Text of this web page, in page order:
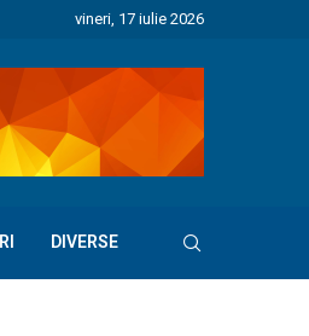
vineri, 17 iulie 2026
DIVERSE